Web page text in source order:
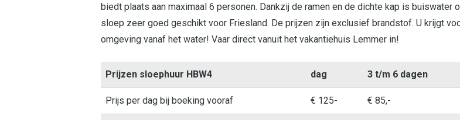
biedt plaats aan maximaal 6 personen. Dankzij de ramen en de dichte kap is buiswater
sloep zeer goed geschikt voor Friesland. De prijzen zijn exclusief brandstof. U krijgt
omgeving vanaf het water! Vaar direct vanuit het vakantiehuis Lemmer in!
Prijzen sloephuur HBW4 dag 3 t/m 6 dagen
Prijs per dag bij boeking vooraf € 125- € 85,-